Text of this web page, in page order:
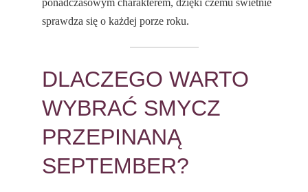
ponadczasowym charakterem, dzięki czemu świetnie
sprawdza się o każdej porze roku.
DLACZEGO WARTO
WYBRAĆ SMYCZ
PRZEPINANĄ
SEPTEMBER?